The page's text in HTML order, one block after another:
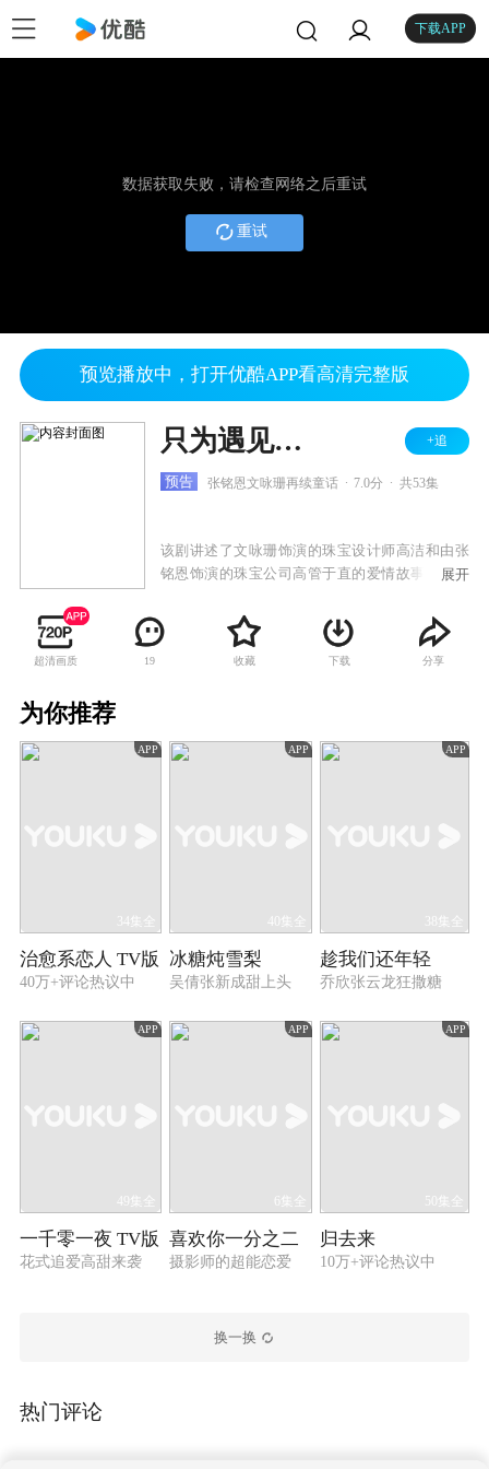
下载APP
数据获取失败，请检查网络之后重试
重试
预览播放中，打开优酷APP看高清完整版
只为遇见你 DVD版 +追
预告 张铭恩文咏珊再续童话 7.0分 共53集
该剧讲述了文咏珊饰演的珠宝设计师高洁和由张
铭恩饰演的珠宝公司高管于直的爱情故事。两人
持信念，共同将传承传统国粹与时尚前沿创新相
结合，守护理想，最终收获爱情的故事。
展开
超清画质 19 收藏 下载 分享
为你推荐
APP
34集全
治愈系恋人 TV版
40万+评论热议中
APP
40集全
冰糖炖雪梨
吴倩张新成甜上头
APP
38集全
趁我们还年轻
乔欣张云龙狂撒糖
APP
49集全
一千零一夜 TV版
花式追爱高甜来袭
APP
6集全
喜欢你一分之二
摄影师的超能恋爱
APP
50集全
归去来
10万+评论热议中
换一换
热门评论